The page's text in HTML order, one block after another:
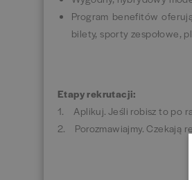
Program benefitów
bilety, sporty zespołowe,
Etapy rekrutacji:
1. Aplikuj. Jeśli robisz to po
2. Porozmawiajmy. Czekają